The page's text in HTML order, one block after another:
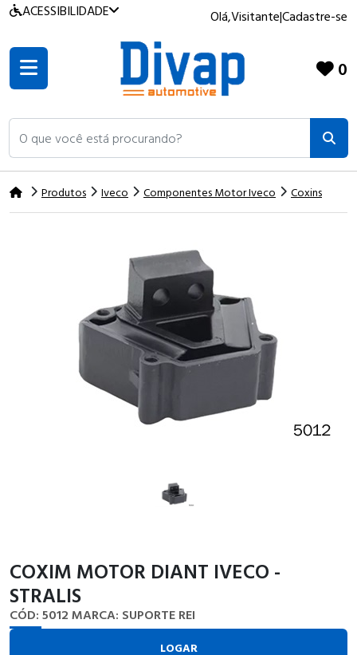
ACESSIBILIDADE Olá,Visitante|Cadastre-se
O que você está procurando?
0
Produtos Iveco Componentes Motor Iveco Coxins
COXIM MOTOR DIANT IVECO -
STRALIS
CÓD: 5012 MARCA: SUPORTE REI
LOGAR